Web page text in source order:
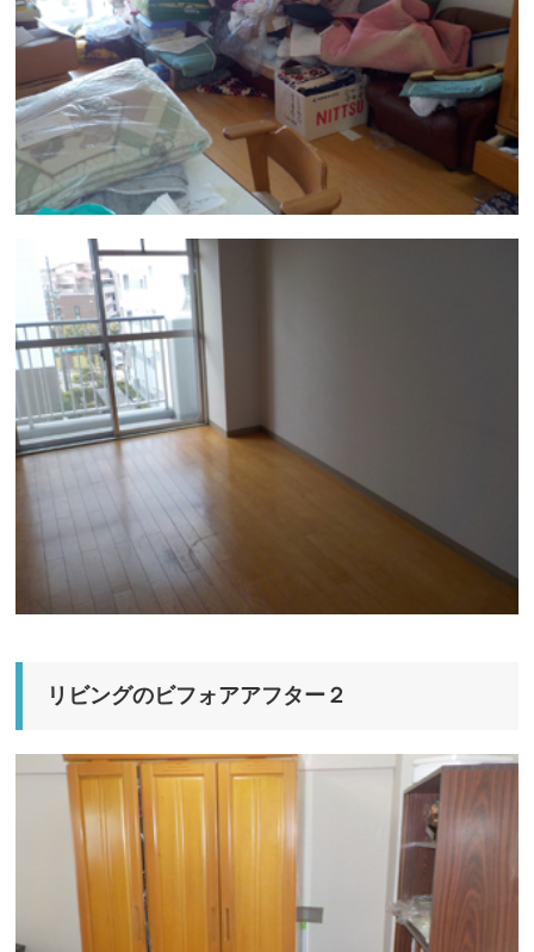
リビングのビフォアアフター２